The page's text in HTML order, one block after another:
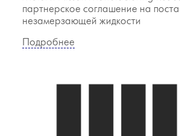
партнерское соглашение на
незамерзающей жидкости
Подробнее